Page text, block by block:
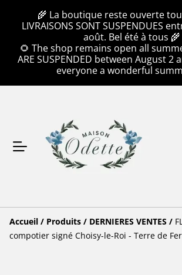
🌾 La boutique reste ouverte
LIVRAISONS SONT SUSPENDUES
août. Bel été à tous 🌾
🌻 The shop remains open all
ARE SUSPENDED between August 2
everyone a wonderful
Accueil / Produits / DERNIERES VENTES /
compotier signé Choisy-le-Roi - Terre de Fer